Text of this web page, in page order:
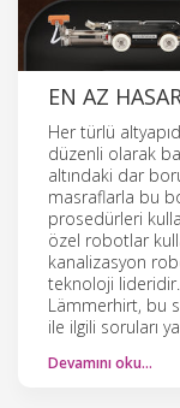
EN AZ
Her türlü
düzenli olarak
altındaki dar
masraflarla bu
prosedürleri
özel robotlar
kanalizasyon
teknoloji
Lämmerhirt, bu
ile ilgili soruları
Devamını oku…